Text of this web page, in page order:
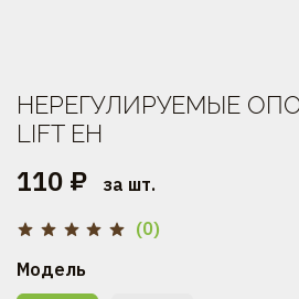
(0)
НЕРЕГУЛИРУЕМЫЕ
LIFT EH
110 ₽ за шт.
Модель